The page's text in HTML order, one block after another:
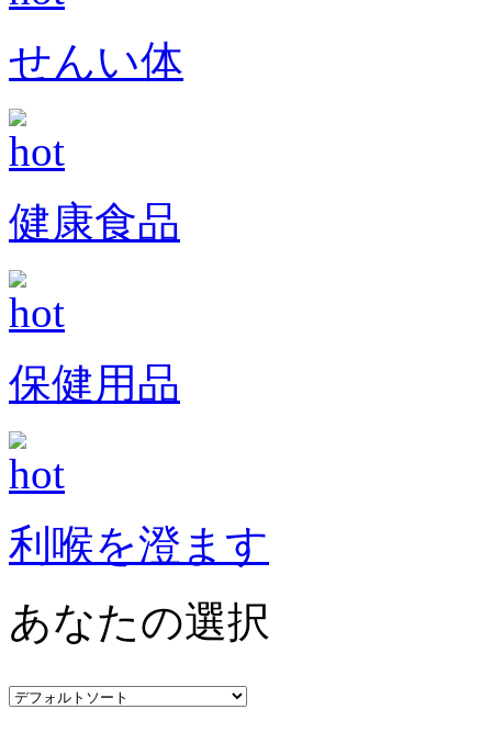
せんい体
健康食品
保健用品
利喉を澄ます
あなたの選択